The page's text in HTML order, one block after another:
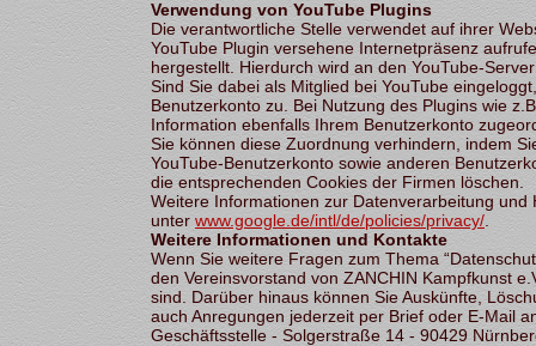
Verwendung von YouTube Plugins
Die verantwortliche Stelle verwendet auf ihrer
YouTube Plugin versehene Internetpräsenz
hergestellt. Hierdurch wird an den YouTube-
Sind Sie dabei als Mitglied bei YouTube
Benutzerkonto zu. Bei Nutzung des Plugins wie
Information ebenfalls Ihrem Benutzerkonto
Sie können diese Zuordnung verhindern, indem
YouTube-Benutzerkonto sowie anderen
die entsprechenden Cookies der Firmen löschen.
Weitere Informationen zur Datenverarbeitung
unter www.google.de/intl/de/policies/privacy/
Weitere Informationen und Kontakte
Wenn Sie weitere Fragen zum Thema
den Vereinsvorstand von ZANCHIN Kampfkunst
sind. Darüber hinaus können Sie Auskünfte,
auch Anregungen jederzeit per Brief oder E-Mail
Geschäftsstelle - Solgerstraße 14 - 90429